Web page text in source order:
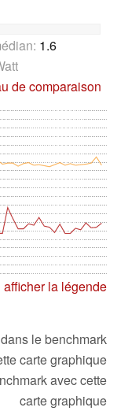
1.6
de comparaison
afficher la légende
le benchmark
carte graphique
avec cette
carte graphique